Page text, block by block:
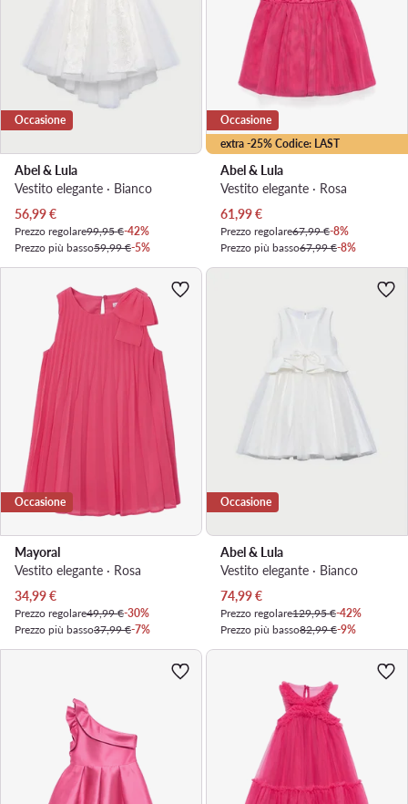
Occasione
Abel & Lula
Vestito elegante · Bianco
Prezzo attuale
56,99€
Prezzo regolare99,95 €-42%
Prezzo più basso59,99 €-5%
extra -25% Codice: LAST
Occasione
Abel & Lula
Vestito elegante · Rosa
Prezzo attuale
61,99€
Prezzo regolare67,99 €-8%
Prezzo più basso67,99 €-8%
Occasione
Mayoral
Vestito elegante · Rosa
Prezzo attuale
34,99€
Prezzo regolare49,99 €-30%
Prezzo più basso37,99 €-7%
Occasione
Abel & Lula
Vestito elegante · Bianco
Prezzo attuale
74,99€
Prezzo regolare129,95 €-42%
Prezzo più basso82,99 €-9%